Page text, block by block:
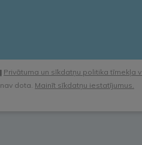
| Privātuma un sīkdatņu politika tīmekļa
dota. Mainīt sīkdatņu iestatījumus.